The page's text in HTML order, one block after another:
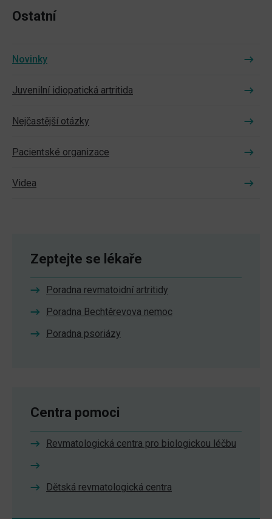
Ostatní
Novinky
Juvenilní idiopatická artritida
Nejčastější otázky
Pacientské organizace
Videa
Zeptejte se lékaře
Poradna revmatoidní artritidy
Poradna Bechtěrevova nemoc
Poradna psoriázy
Centra pomoci
Revmatologická centra pro biologickou léčbu
Dětská revmatologická centra